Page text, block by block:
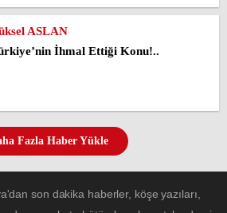
ASLAN
İhmal Ettiği Konu!..
Fazla Haber Yükle
son dakika haberler, köşe yazıları,